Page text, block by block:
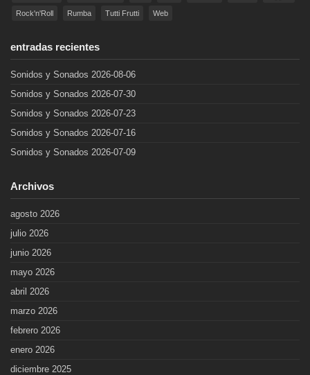
Rock'n'Roll Rumba Tutti Frutti Web
entradas recientes
Sonidos y Sonados 2026-08-06
Sonidos y Sonados 2026-07-30
Sonidos y Sonados 2026-07-23
Sonidos y Sonados 2026-07-16
Sonidos y Sonados 2026-07-09
Archivos
agosto 2026
julio 2026
junio 2026
mayo 2026
abril 2026
marzo 2026
febrero 2026
enero 2026
diciembre 2025